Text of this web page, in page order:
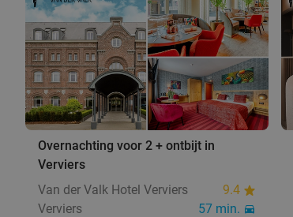
Overnachting voor 2 + ontbijt in
Verviers
Van der Valk Hotel Verviers
9.4
Verviers
57 min.